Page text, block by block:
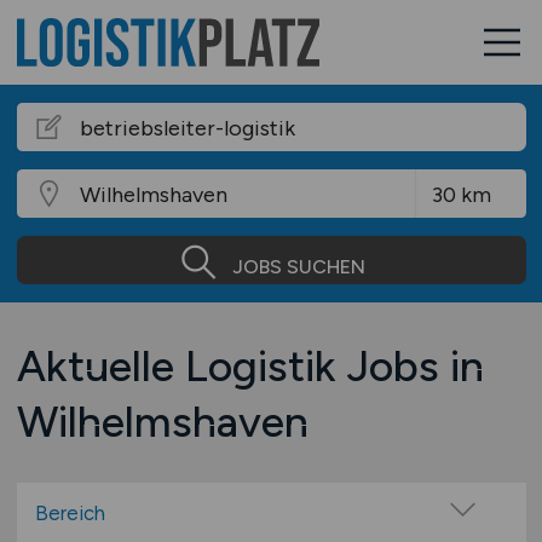
JOBS SUCHEN
Aktuelle Logistik Jobs in
Wilhelmshaven
Bereich